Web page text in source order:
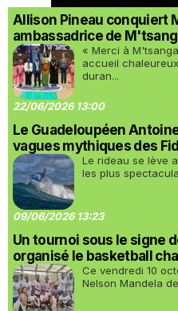
Allison Pineau conquiert
ambassadrice de
« Merci à
accueil
duran...
22/06/2026 13:00
Le Guadeloupéen
vagues mythiques des
Le rideau se lève
les plus
09/06/2026 13:23
Un tournoi sous le signe
organisé le basketball
Ce vendredi 10
Nelson Mandela